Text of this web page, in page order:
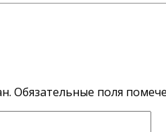
Обязательные поля